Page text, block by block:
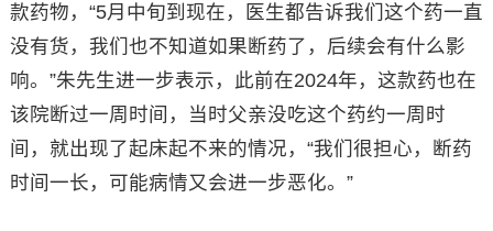
款药物，“5月中旬到现在，医生都告诉我们这个药一直
没有货，我们也不知道如果断药了，后续会有什么影
响。”朱先生进一步表示，此前在2024年，这款药也在
该院断过一周时间，当时父亲没吃这个药约一周时
间，就出现了起床起不来的情况，“我们很担心，断药
时间一长，可能病情又会进一步恶化。”